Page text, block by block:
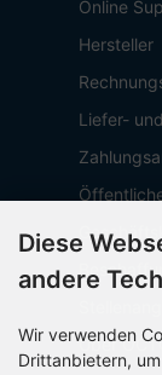
Online
Hersteller
Liefer-
Über
Diese
andere
Wir verwenden
Drittanbietern,